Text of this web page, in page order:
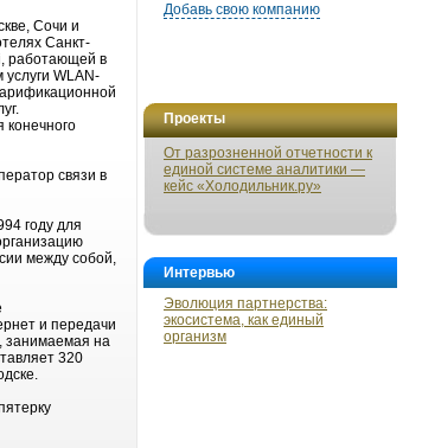
Добавь свою компанию
Проекты
От разрозненной отчетности к
единой системе аналитики —
кейс «Холодильник.ру»
Интервью
Эволюция партнерства:
экосистема, как единый
организм
Сочи и
Санкт-
работающей в
WLAN-
конечного
связи в
году для
между собой,
и передачи
занимаемая на
320